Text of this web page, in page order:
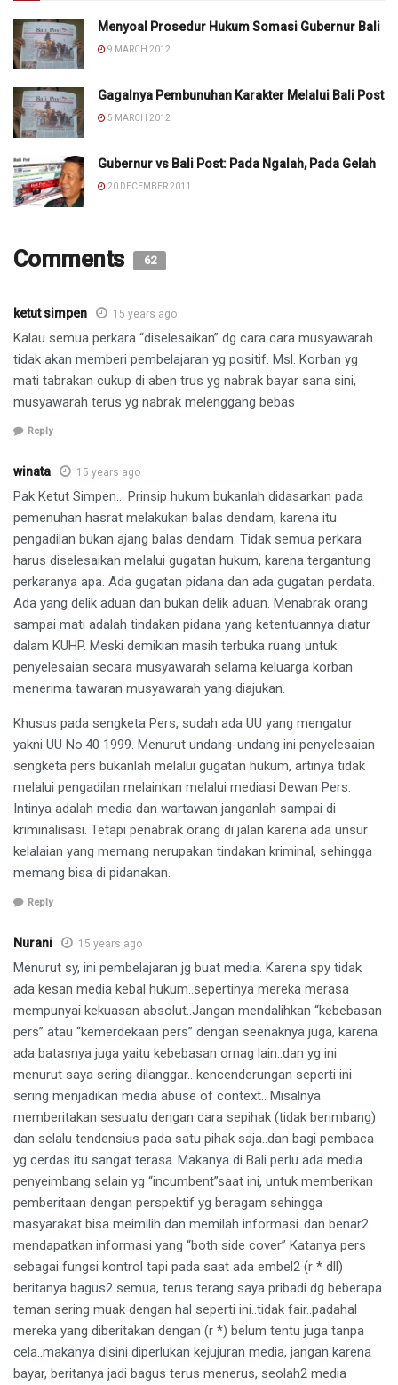
Menyoal Prosedur Hukum Somasi Gubernur Bali
9 MARCH 2012
Gagalnya Pembunuhan Karakter Melalui Bali Post
5 MARCH 2012
Gubernur vs Bali Post: Pada Ngalah, Pada Gelah
20 DECEMBER 2011
Comments 62
ketut simpen 15 years ago
Kalau semua perkara “diselesaikan” dg cara cara musyawarah
tidak akan memberi pembelajaran yg positif. Msl. Korban yg
mati tabrakan cukup di aben trus yg nabrak bayar sana sini,
musyawarah terus yg nabrak melenggang bebas
Reply
winata 15 years ago
Pak Ketut Simpen… Prinsip hukum bukanlah didasarkan pada
pemenuhan hasrat melakukan balas dendam, karena itu
pengadilan bukan ajang balas dendam. Tidak semua perkara
harus diselesaikan melalui gugatan hukum, karena tergantung
perkaranya apa. Ada gugatan pidana dan ada gugatan perdata.
Ada yang delik aduan dan bukan delik aduan. Menabrak orang
sampai mati adalah tindakan pidana yang ketentuannya diatur
dalam KUHP. Meski demikian masih terbuka ruang untuk
penyelesaian secara musyawarah selama keluarga korban
menerima tawaran musyawarah yang diajukan.
Khusus pada sengketa Pers, sudah ada UU yang mengatur
yakni UU No.40 1999. Menurut undang-undang ini penyelesaian
sengketa pers bukanlah melalui gugatan hukum, artinya tidak
melalui pengadilan melainkan melalui mediasi Dewan Pers.
Intinya adalah media dan wartawan janganlah sampai di
kriminalisasi. Tetapi penabrak orang di jalan karena ada unsur
kelalaian yang memang nerupakan tindakan kriminal, sehingga
memang bisa di pidanakan.
Reply
Nurani 15 years ago
Menurut sy, ini pembelajaran jg buat media. Karena spy tidak
ada kesan media kebal hukum..sepertinya mereka merasa
mempunyai kekuasan absolut..Jangan mendalihkan “kebebasan
pers” atau “kemerdekaan pers” dengan seenaknya juga, karena
ada batasnya juga yaitu kebebasan ornag lain..dan yg ini
menurut saya sering dilanggar.. kencenderungan seperti ini
sering menjadikan media abuse of context.. Misalnya
memberitakan sesuatu dengan cara sepihak (tidak berimbang)
dan selalu tendensius pada satu pihak saja..dan bagi pembaca
yg cerdas itu sangat terasa..Makanya di Bali perlu ada media
penyeimbang selain yg “incumbent”saat ini, untuk memberikan
pemberitaan dengan perspektif yg beragam sehingga
masyarakat bisa meimilih dan memilah informasi..dan benar2
mendapatkan informasi yang “both side cover” Katanya pers
sebagai fungsi kontrol tapi pada saat ada embel2 (r * dll)
beritanya bagus2 semua, terus terang saya pribadi dg beberapa
teman sering muak dengan hal seperti ini..tidak fair..padahal
mereka yang diberitakan dengan (r *) belum tentu juga tanpa
cela..makanya disini diperlukan kejujuran media, jangan karena
bayar, beritanya jadi bagus terus menerus, seolah2 media